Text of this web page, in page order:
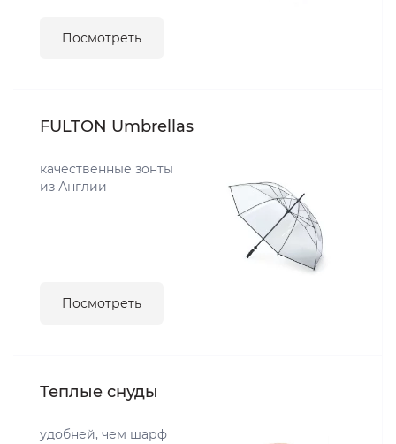
Посмотреть
FULTON Umbrellas
качественные зонты
из Англии
Посмотреть
Теплые снуды
удобней, чем шарф